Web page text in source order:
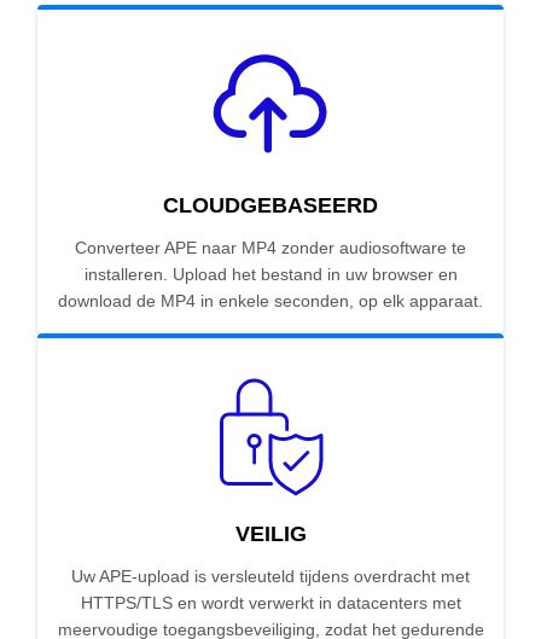
CLOUDGEBASEERD
Converteer APE naar MP4 zonder audiosoftware te
installeren. Upload het bestand in uw browser en
download de MP4 in enkele seconden, op elk apparaat.
VEILIG
Uw APE-upload is versleuteld tijdens overdracht met
HTTPS/TLS en wordt verwerkt in datacenters met
meervoudige toegangsbeveiliging, zodat het gedurende